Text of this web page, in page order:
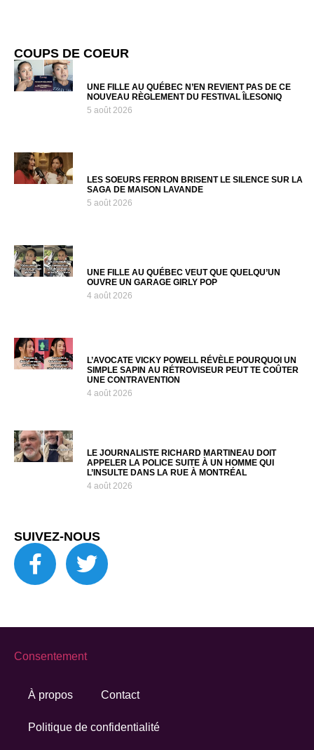
COUPS DE COEUR
UNE FILLE AU QUÉBEC N’EN REVIENT PAS DE CE
NOUVEAU RÈGLEMENT DU FESTIVAL ÎLESONIQ
5 août 2026
LES SOEURS FERRON BRISENT LE SILENCE SUR LA
SAGA DE MAISON LAVANDE
5 août 2026
UNE FILLE AU QUÉBEC VEUT QUE QUELQU’UN
OUVRE UN GARAGE GIRLY POP
4 août 2026
L’AVOCATE VICKY POWELL RÉVÈLE POURQUOI UN
SIMPLE SAPIN AU RÉTROVISEUR PEUT TE COÛTER
UNE CONTRAVENTION
4 août 2026
LE JOURNALISTE RICHARD MARTINEAU DOIT
APPELER LA POLICE SUITE À UN HOMME QUI
L’INSULTE DANS LA RUE À MONTRÉAL
4 août 2026
SUIVEZ-NOUS
À propos Contact
Politique de confidentialité
Consentement